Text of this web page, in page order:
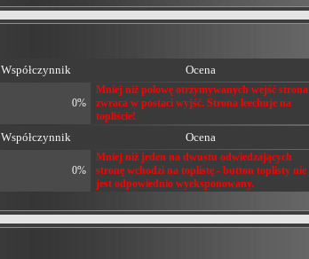
Współczynnik Ocena
0%
Mniej niż połowę otrzymywanych wejść strona
zwraca w postaci wyjść. Strona leechuje na
topliście!
Współczynnik Ocena
0%
Mniej niż jeden na dwustu odwiedzających
stronę wchodzi na toplistę - button toplisty nie
jest odpowiednio wyeksponowany.